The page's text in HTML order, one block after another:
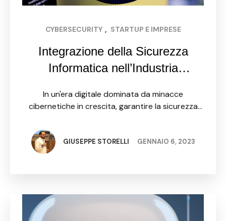
CYBERSECURITY , STARTUP E IMPRESE
Integrazione della Sicurezza
Informatica nell’Industria
la Protezione dei Dati
In un'era digitale dominata da minacce
cibernetiche in crescita, garantire la sicurezza
soltanto una necessità, ma un imperativo
strategico. Questo articolo esplora come le
GIUSEPPE STORELLI GENNAIO 6, 2023